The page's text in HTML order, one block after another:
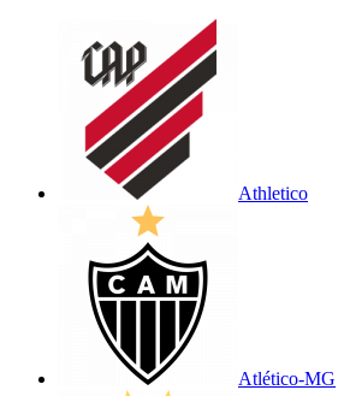
Athletico
Atlético-MG